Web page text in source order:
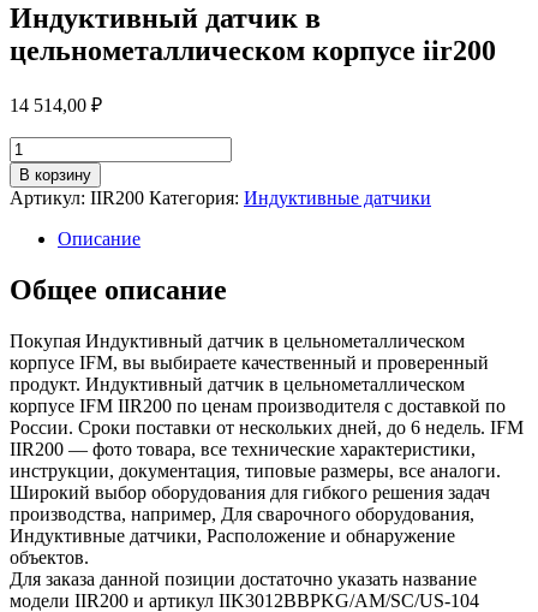
Индуктивный датчик в
цельнометаллическом корпусе iir200
14 514,00 ₽
Количество
товара
Индуктивный
датчик
цельнометаллическом
корпусе
iir200
В корзину
Артикул: IIR200 Категория: Индуктивные датчики
Описание
Общее описание
Покупая Индуктивный датчик в цельнометаллическом
корпусе IFM, вы выбираете качественный и проверенный
продукт. Индуктивный датчик в цельнометаллическом
корпусе IFM IIR200 по ценам производителя с доставкой по
России. Сроки поставки от нескольких дней, до 6 недель. IFM
IIR200 — фото товара, все технические характеристики,
инструкции, документация, типовые размеры, все аналоги.
Широкий выбор оборудования для гибкого решения задач
производства, например, Для сварочного оборудования,
Индуктивные датчики, Расположение и обнаружение
объектов.
Для заказа данной позиции достаточно указать название
модели IIR200 и артикул IIK3012BBPKG/AM/SC/US-104